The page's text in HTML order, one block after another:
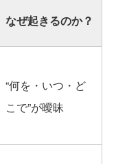
なぜ起きるのか？
“何を・いつ・ど
こで”が曖昧